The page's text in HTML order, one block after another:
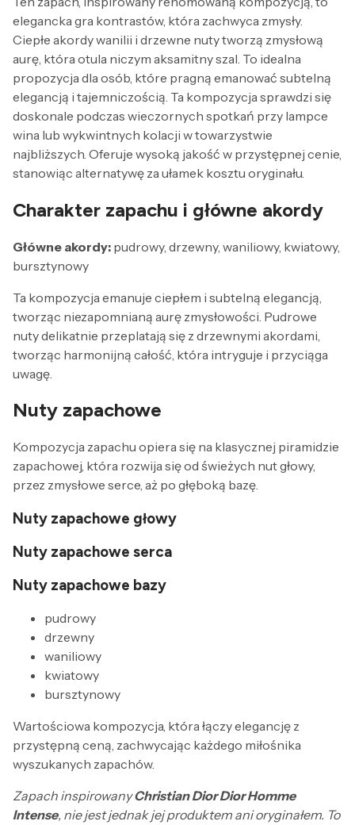
elegancka gra kontrastów, która zachwyca zmysły.
Ciepłe akordy wanilii i drzewne nuty tworzą zmysłową
aurę, która otula niczym aksamitny szal. To idealna
propozycja dla osób, które pragną emanować subtelną
elegancją i tajemniczością. Ta kompozycja sprawdzi się
doskonale podczas wieczornych spotkań przy lampce
wina lub wykwintnych kolacji w towarzystwie
najbliższych. Oferuje wysoką jakość w przystępnej cenie,
stanowiąc alternatywę za ułamek kosztu oryginału.
Charakter zapachu i główne akordy
Główne akordy: pudrowy, drzewny, waniliowy, kwiatowy,
bursztynowy
Ta kompozycja emanuje ciepłem i subtelną elegancją,
tworząc niezapomnianą aurę zmysłowości. Pudrowe
nuty delikatnie przeplatają się z drzewnymi akordami,
tworząc harmonijną całość, która intryguje i przyciąga
uwagę.
Nuty zapachowe
Kompozycja zapachu opiera się na klasycznej piramidzie
zapachowej, która rozwija się od świeżych nut głowy,
przez zmysłowe serce, aż po głęboką bazę.
Nuty zapachowe głowy
Nuty zapachowe serca
Nuty zapachowe bazy
pudrowy
drzewny
waniliowy
kwiatowy
bursztynowy
Wartościowa kompozycja, która łączy elegancję z
przystępną ceną, zachwycając każdego miłośnika
wyszukanych zapachów.
Zapach inspirowanyChristian Dior Dior Homme
Intense, nie jest jednak jej produktem ani oryginałem. To